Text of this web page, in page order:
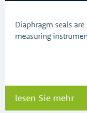
Diaphragm seals
measuring
lesen Sie mehr